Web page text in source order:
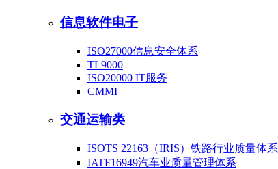
信息软件电子
ISO27000信息安全体系
TL9000
ISO20000 IT服务
CMMI
交通运输类
ISOTS 22163（IRIS）铁路行业质量体系
IATF16949汽车业质量管理体系